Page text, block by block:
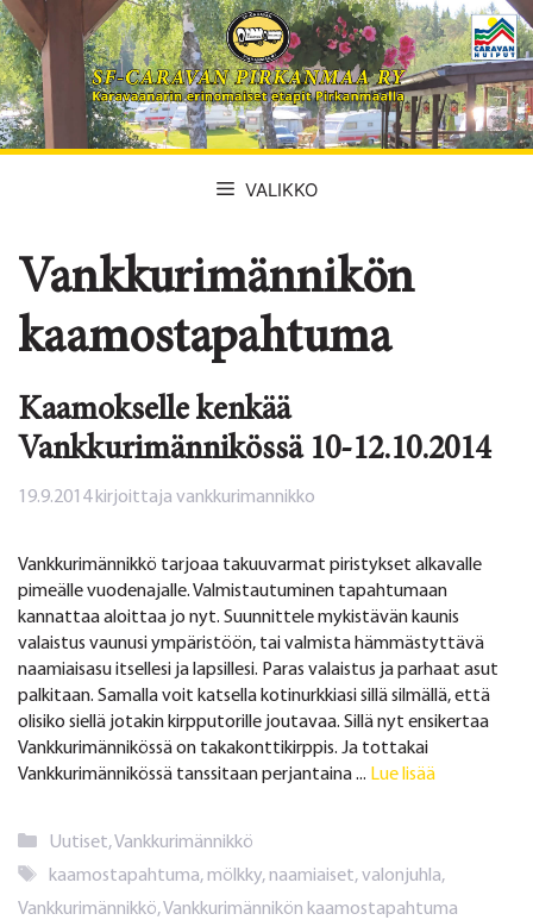
Siirry
sisältöön
VALIKKO
Vankkurimännikön
kaamostapahtuma
Kaamokselle kenkää
Vankkurimännikössä 10-12.10.2014
19.9.2014 kirjoittaja vankkurimannikko
Vankkurimännikkö tarjoaa takuuvarmat piristykset alkavalle
pimeälle vuodenajalle. Valmistautuminen tapahtumaan
kannattaa aloittaa jo nyt. Suunnittele mykistävän kaunis
valaistus vaunusi ympäristöön, tai valmista hämmästyttävä
naamiaisasu itsellesi ja lapsillesi. Paras valaistus ja parhaat asut
palkitaan. Samalla voit katsella kotinurkkiasi sillä silmällä, että
olisiko siellä jotakin kirpputorille joutavaa. Sillä nyt ensikertaa
Vankkurimännikössä on takakonttikirppis. Ja tottakai
Vankkurimännikössä tanssitaan perjantaina ... Lue lisää
Kategoriat
Uutiset,Vankkurimännikkö
Avainsanat
kaamostapahtuma,mölkky,naamiaiset,valonjuhla,
Vankkurimännikkö,Vankkurimännikön kaamostapahtuma